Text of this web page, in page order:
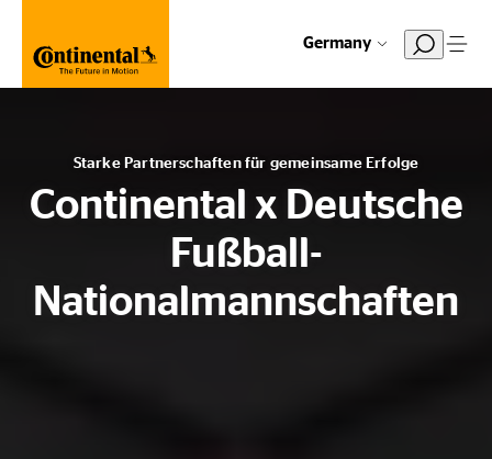
Germany
Starke Partnerschaften für gemeinsame Erfolge
Continental x Deutsche
Fußball-
Nationalmannschaften